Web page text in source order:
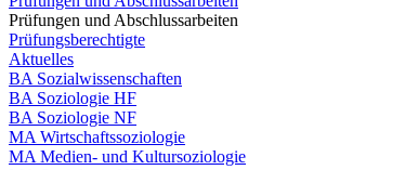
Prüfungen und Abschlussarbeiten
Prüfungsberechtigte
Aktuelles
BA Sozialwissenschaften
BA Soziologie HF
BA Soziologie NF
MA Wirtschaftssoziologie
MA Medien- und Kultursoziologie